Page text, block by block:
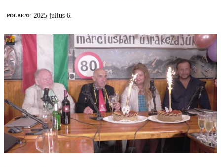
‎POLBEAT 2025 július 6.